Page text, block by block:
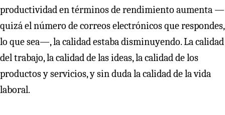
productividad en términos de rendimiento aumenta —
quizá el número de correos electrónicos que respondes,
lo que sea—, la calidad estaba disminuyendo. La calidad
del trabajo, la calidad de las ideas, la calidad de los
productos y servicios, y sin duda la calidad de la vida
laboral.